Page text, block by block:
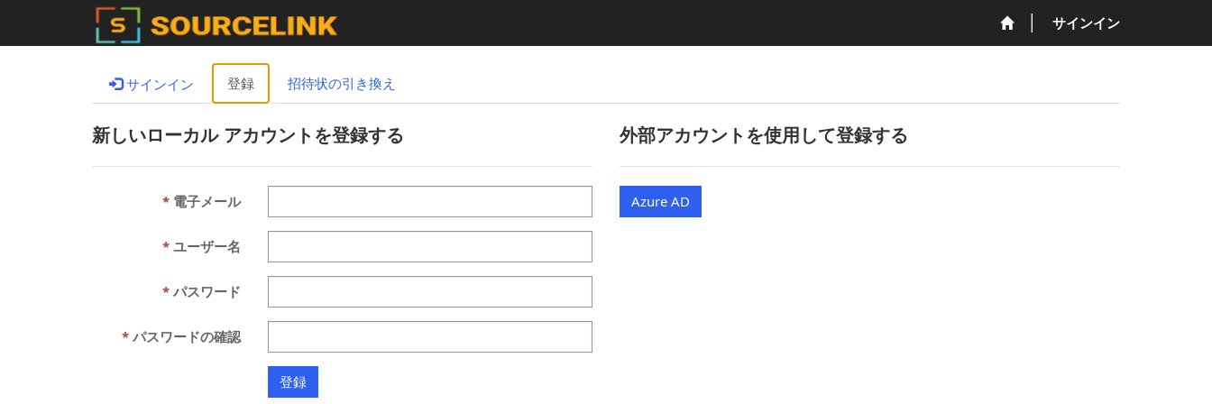
サインイン
サインイン 登録 招待状の引き換え
新しいローカル アカウントを登録する
電子メール
ユーザー名
パスワード
パスワードの確認
外部アカウントを使用して登録する
Azure AD